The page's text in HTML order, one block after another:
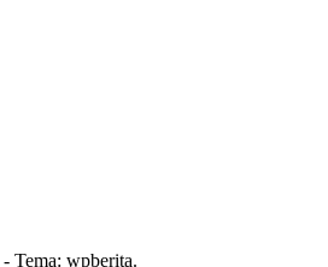
- Tema: wpberita.